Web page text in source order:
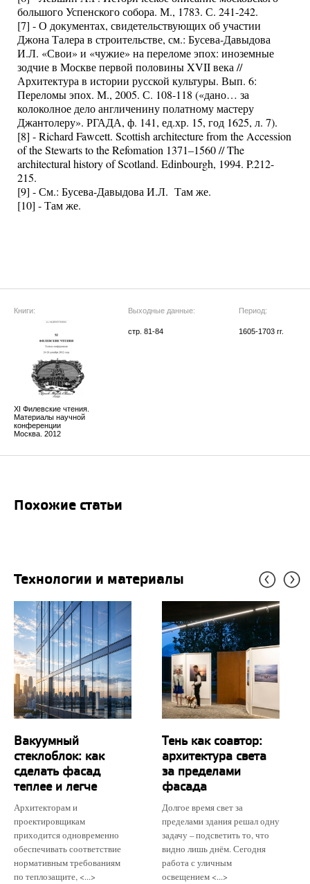
большого Успенского собора. М., 1783. С. 241-242.
[7] - О документах, свидетельствующих об участии
Джона Талера в строительстве, см.: Бусева-Давыдова
И.Л. «Свои» и «чужие» на переломе эпох: иноземные
зодчие в Москве первой половины XVII века //
Архитектура в истории русской культуры. Вып. 6:
Переломы эпох. М., 2005. С. 108-118 («дано… за
колоколное дело англиченину полатному мастеру
Джантолеру». РГАДА, ф. 141, ед.хр. 15, год 1625, л. 7).
[8] - Richard Fawсett. Scottish architecture from the Accession
of the Stewarts to the Refomation 1371–1560 // The
architectural history of Scotland. Edinbourgh, 1994. P.212-
215.
[9] - См.: Бусева-Давыдова И.Л. Там же.
[10] - Там же.
Книги:
XI Филевские чтения.
Материалы научной
конференции
Москва. 2012
Выходные данные:
стр. 81-84
Период:
1605-1703 гг.
Похожие статьи
Технологии и материалы
Вакуумный
стеклоблок: как
сделать фасад
теплее и легче
Архитекторам и
проектировщикам
приходится одновременно
обеспечивать соответствие
нормативным требованиям
по теплозащите, <...>
Тень как соавтор:
архитектура света
за пределами
фасада
Долгое время свет за
пределами здания решал одну
задачу – подсветить то, что
видно лишь днём. Сегодня
работа с уличным
освещением <...>